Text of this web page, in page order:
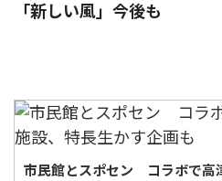
「新しい風」今後も
市民館とスポセン コラボで